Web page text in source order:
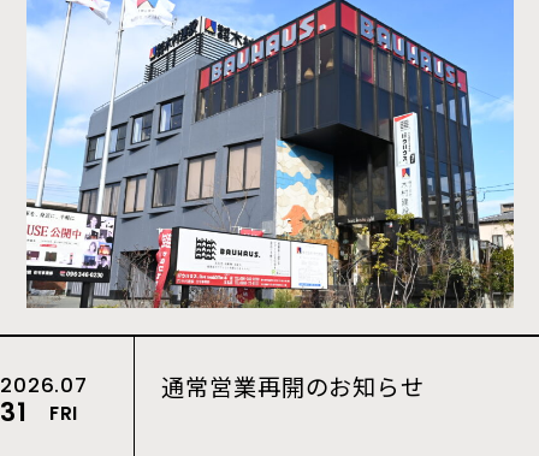
2026.07
31 FRI
通常営業再開のお知らせ